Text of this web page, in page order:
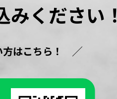
みください！
はこちら！